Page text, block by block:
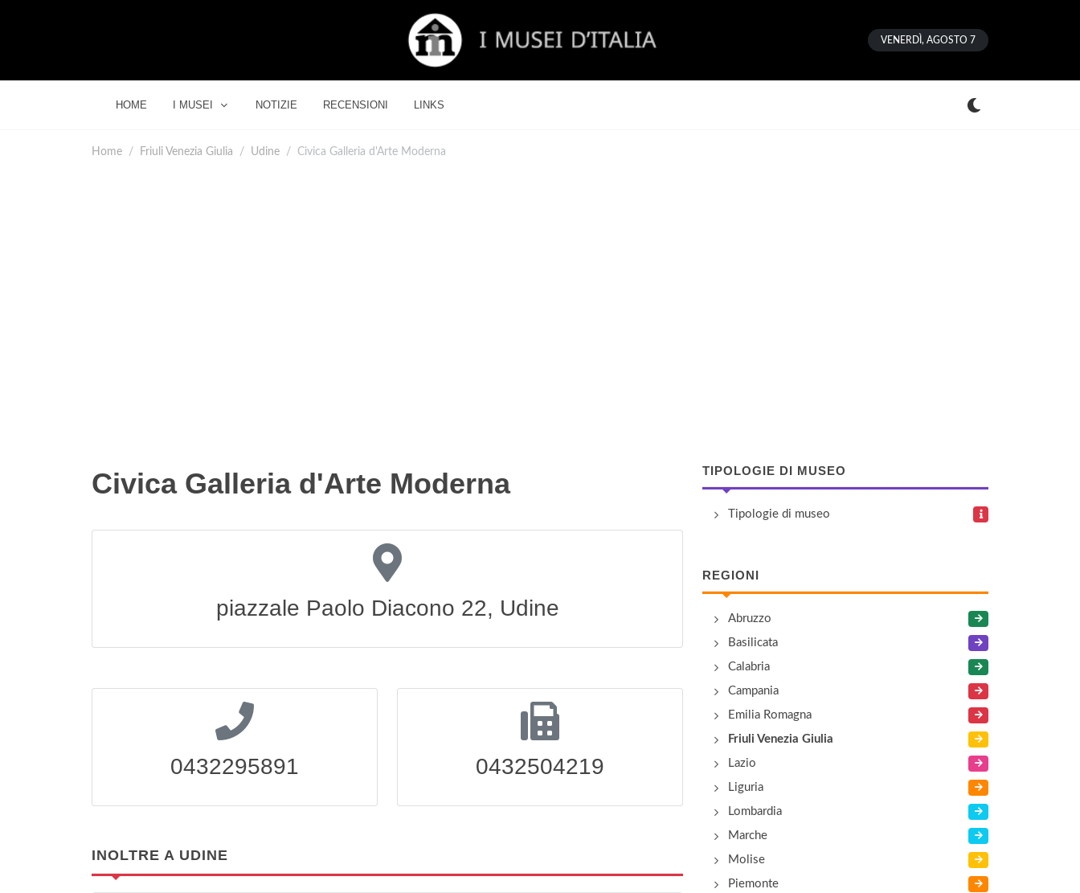
VENERDÌ, AGOSTO 7
HOME I MUSEI NOTIZIE RECENSIONI LINKS
Home Friuli Venezia Giulia Udine Civica Galleria d'Arte Moderna
Civica Galleria d'Arte Moderna
piazzale Paolo Diacono 22, Udine
0432295891 0432504219
INOLTRE A UDINE
TIPOLOGIE DI MUSEO
Tipologie di museo
REGIONI
Abruzzo
Basilicata
Calabria
Campania
Emilia Romagna
Friuli Venezia Giulia
Lazio
Liguria
Lombardia
Marche
Molise
Piemonte